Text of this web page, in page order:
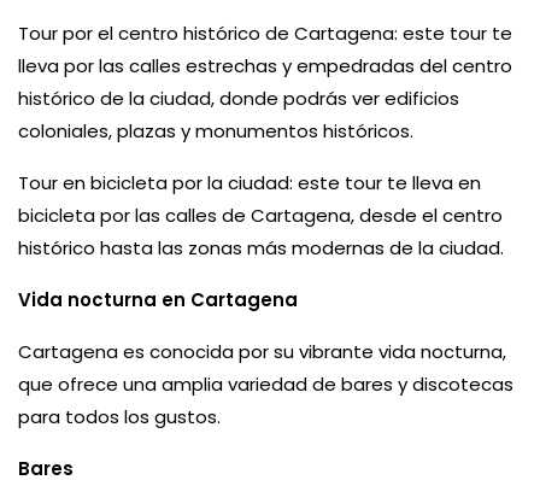
Tour por el centro histórico de Cartagena: este tour te
lleva por las calles estrechas y empedradas del centro
histórico de la ciudad, donde podrás ver edificios
coloniales, plazas y monumentos históricos.
Tour en bicicleta por la ciudad: este tour te lleva en
bicicleta por las calles de Cartagena, desde el centro
histórico hasta las zonas más modernas de la ciudad.
Vida nocturna en Cartagena
Cartagena es conocida por su vibrante vida nocturna,
que ofrece una amplia variedad de bares y discotecas
para todos los gustos.
Bares